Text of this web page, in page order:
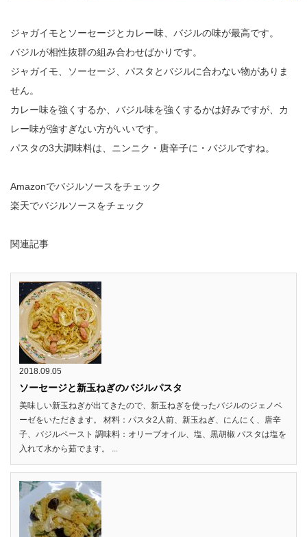
ジャガイモとソーセージとカレー味、バジルの味が最高です。
バジルが相性抜群の組み合わせばかりです。
ジャガイモ、ソーセージ、パスタとバジルに合わない物がありま
せん。
カレー味を強くするか、バジル味を強くするかは好みですが、カ
レー味が強すぎない方がいいです。
パスタの3大調味料は、ニンニク・唐辛子に・バジルですね。
Amazonでバジルソースをチェック
楽天でバジルソースをチェック
関連記事
2018.09.05
ソーセージと新玉ねぎのバジルパスタ
美味しい新玉ねぎが出てきたので、新玉ねぎを使ったバジルのジェノベ
ーゼをいただきます。 材料：パスタ2人前、新玉ねぎ、にんにく、唐辛
子、バジルペースト 調味料：オリーブオイル、塩、黒胡椒 パスタは塩を
入れて水から茹でます。 ...